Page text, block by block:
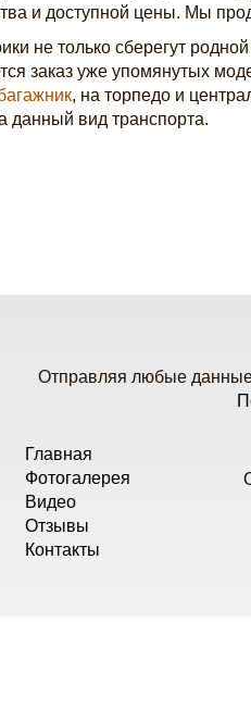
и доступной цены. Мы
не только сберегут
заказ уже упомянутых
, на торпедо и
данный вид транспорта.
Отправляя любые
Главная
Фотогалерея
Видео
Отзывы
Контакты